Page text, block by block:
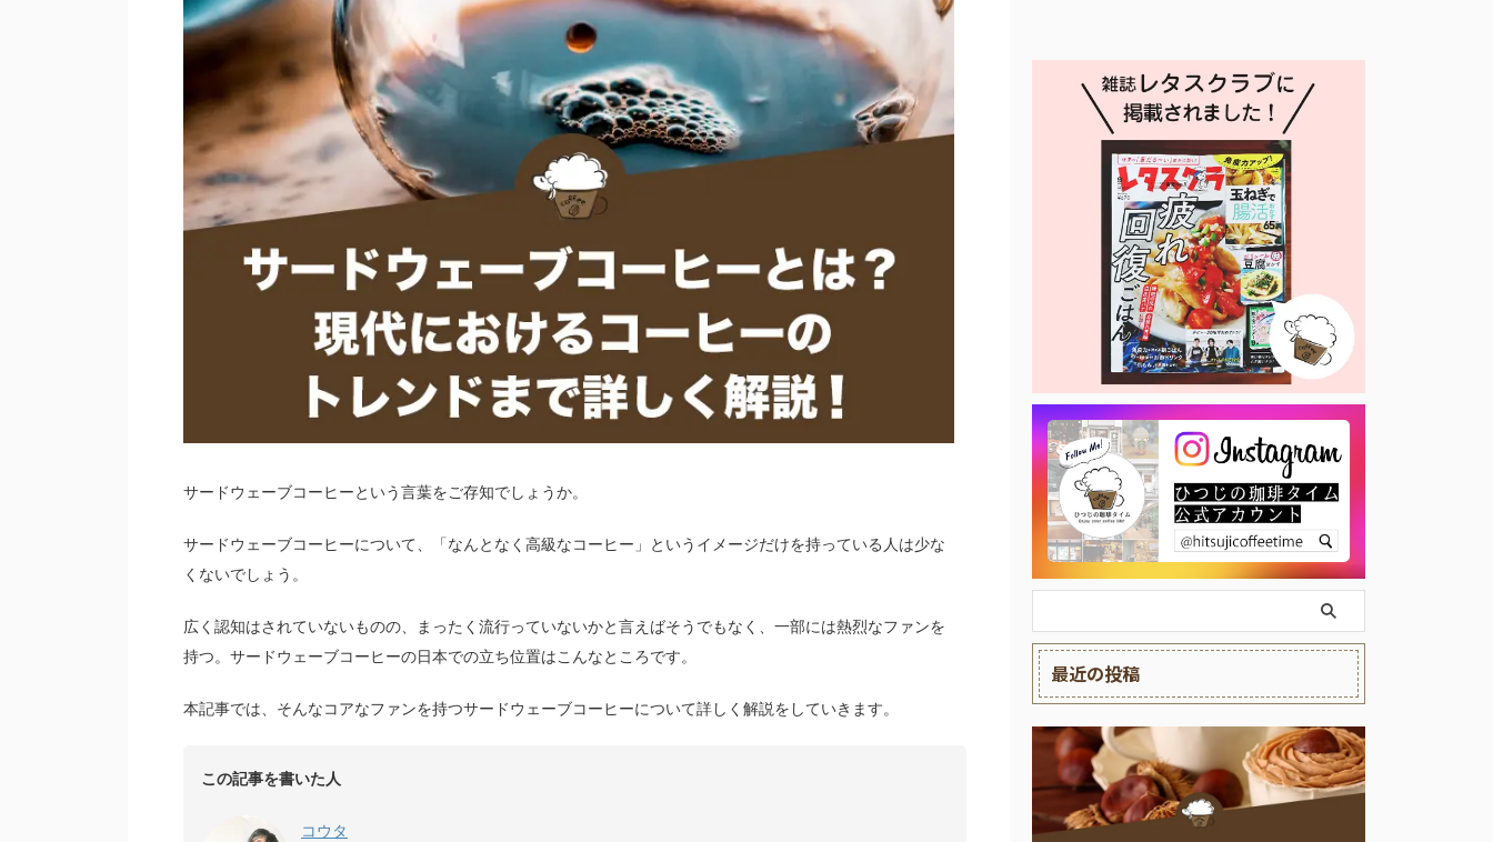
サードウェーブコーヒーという言葉をご存知でしょうか。
サードウェーブコーヒーについて、「なんとなく高級なコーヒー」というイメージだけを持っている人は少な
くないでしょう。
広く認知はされていないものの、まったく流行っていないかと言えばそうでもなく、一部には熱烈なファンを
持つ。サードウェーブコーヒーの日本での立ち位置はこんなところです。
本記事では、そんなコアなファンを持つサードウェーブコーヒーについて詳しく解説をしていきます。
この記事を書いた人
コウタ
最近の投稿